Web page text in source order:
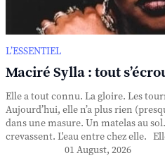
L’ESSENTIEL
Maciré Sylla : tout
Elle a tout connu. La gloire. Les
Aujourd’hui, elle n’a plus rien
dans une masure. Un matelas au
crevassent. L'eau entre chez elle.
01 August, 2026